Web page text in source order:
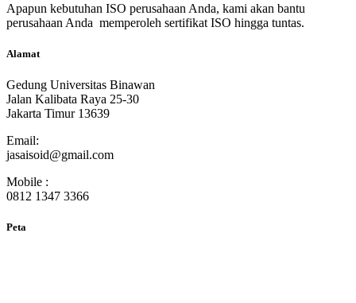
Apapun kebutuhan ISO perusahaan Anda, kami akan bantu
perusahaan Anda memperoleh sertifikat ISO hingga tuntas.
Alamat
Gedung Universitas Binawan
Jalan Kalibata Raya 25-30
Jakarta Timur 13639
Email:
jasaisoid@gmail.com
Mobile :
0812 1347 3366
Peta